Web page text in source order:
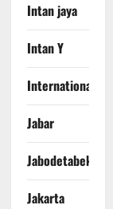
Intan jaya
Intan Y
International
Jabar
Jabodetabek
Jakarta